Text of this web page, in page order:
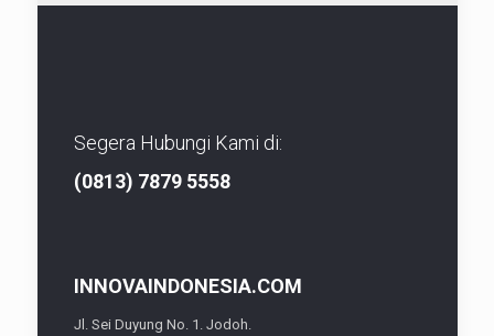
Segera Hubungi Kami di:
(0813) 7879 5558
INNOVAINDONESIA.COM
Jl. Sei Duyung No. 1. Jodoh.